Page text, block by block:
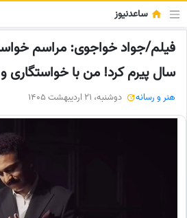
ساعدنیوز
سال پیرم کرد! من با
هنر و رسانه دوشنبه، 21 اردیبهشت 1405